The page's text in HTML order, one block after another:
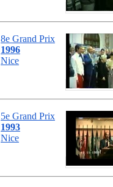
8e Grand Prix
1996
Nice
5e Grand Prix
1993
Nice